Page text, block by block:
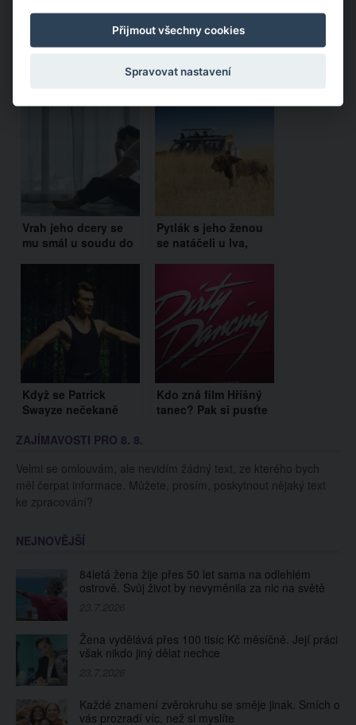
Vrah jeho dcery se
mu smál u soudu do
zareagoval…
Pytlák s jeho ženou
se natáčeli u lva,
ale netušili, že za nimi
je další lev
Když se Patrick
Swayze nečekaně
scéně a předvedl
úplně každého!
Kdo zná film Hříšný
tanec? Pak si pusťte
ZAJÍMAVOSTI PRO 8. 8.
Velmi se omlouvám, ale nevidím žádný text, ze kterého bych
měl čerpat informace. Můžete, prosím, poskytnout nějaký text
ke zpracování?
NEJNOVĚJŠÍ
84letá žena žije přes 50 let sama na odlehlém
ostrově. Svůj život by nevyměnila za nic na světě
Žena vydělává přes 100 tisíc Kč měsíčně. Její práci
však nikdo jiný dělat nechce
Každé znamení zvěrokruhu se směje jinak. Smích o
vás prozradí víc, než si myslíte
Přijmout všechny cookies
Spravovat nastavení